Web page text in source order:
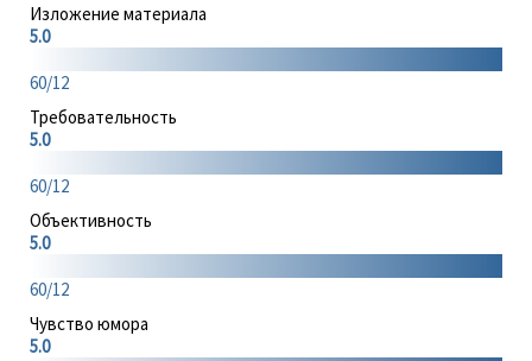
Изложение материала
5.0
60/12
Требовательность
5.0
60/12
Объективность
5.0
60/12
Чувство юмора
5.0